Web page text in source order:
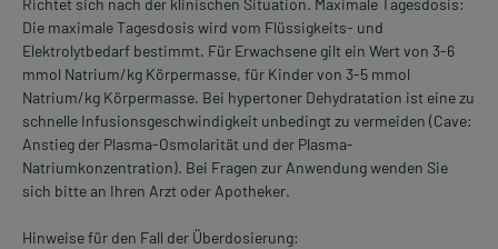
Die maximale Tagesdosis wird vom Flüssigkeits- und
Elektrolytbedarf bestimmt. Für Erwachsene gilt ein Wert von 3-6
mmol Natrium/kg Körpermasse, für Kinder von 3-5 mmol
Natrium/kg Körpermasse. Bei hypertoner Dehydratation ist eine zu
schnelle Infusionsgeschwindigkeit unbedingt zu vermeiden (Cave:
Anstieg der Plasma-Osmolarität und der Plasma-
Natriumkonzentration). Bei Fragen zur Anwendung wenden Sie
sich bitte an Ihren Arzt oder Apotheker.
Hinweise für den Fall der Überdosierung: